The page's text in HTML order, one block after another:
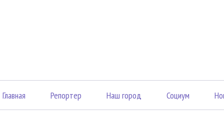
Главная Репортер Наш город Социум